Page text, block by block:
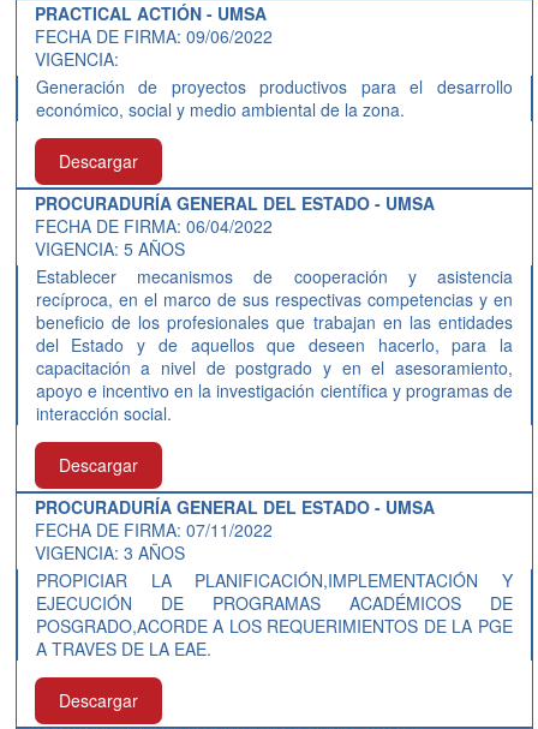
PRACTICAL ACTIÓN - UMSA
FECHA DE FIRMA: 09/06/2022
VIGENCIA:
Generación de proyectos productivos para el desarrollo
económico, social y medio ambiental de la zona.
Descargar
PROCURADURÍA GENERAL DEL ESTADO - UMSA
FECHA DE FIRMA: 06/04/2022
VIGENCIA: 5 AÑOS
Establecer mecanismos de cooperación y asistencia
recíproca, en el marco de sus respectivas competencias y en
beneficio de los profesionales que trabajan en las entidades
del Estado y de aquellos que deseen hacerlo, para la
capacitación a nivel de postgrado y en el asesoramiento,
apoyo e incentivo en la investigación científica y programas de
interacción social.
Descargar
PROCURADURÍA GENERAL DEL ESTADO - UMSA
FECHA DE FIRMA: 07/11/2022
VIGENCIA: 3 AÑOS
PROPICIAR LA PLANIFICACIÓN,IMPLEMENTACIÓN Y
EJECUCIÓN DE PROGRAMAS ACADÉMICOS DE
POSGRADO,ACORDE A LOS REQUERIMIENTOS DE LA PGE
A TRAVES DE LA EAE.
Descargar